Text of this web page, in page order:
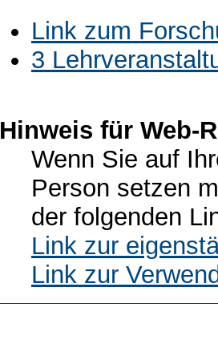
Link zum
3
Hinweis für Web-
Wenn Sie auf
Person setzen
der folgenden
Link zur
Link zur